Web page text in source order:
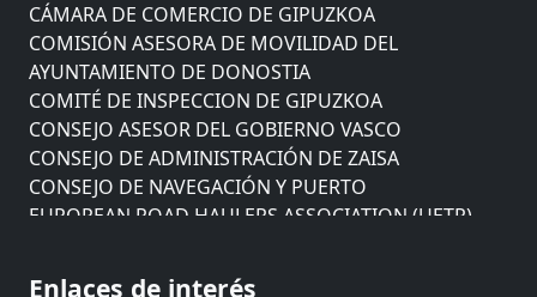
CÁMARA DE COMERCIO DE GIPUZKOA
COMISIÓN ASESORA DE MOVILIDAD DEL
AYUNTAMIENTO DE DONOSTIA
COMITÉ DE INSPECCION DE GIPUZKOA
CONSEJO ASESOR DEL GOBIERNO VASCO
CONSEJO DE ADMINISTRACIÓN DE ZAISA
CONSEJO DE NAVEGACIÓN Y PUERTO
EUROPEAN ROAD HAULERS ASSOCIATION (UETR)
Enlaces de interés